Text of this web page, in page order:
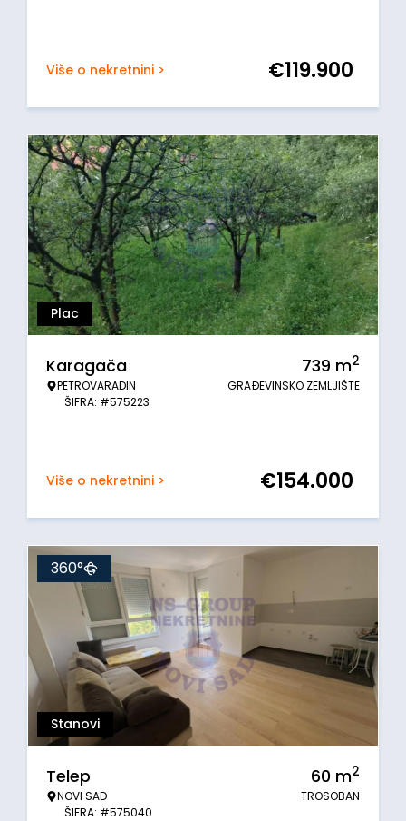
Više o nekretnini > €119.900
Plac
Karagača
PETROVARADIN
ŠIFRA: #575223
739 m2
GRAĐEVINSKO ZEMLJIŠTE
Više o nekretnini > €154.000
Stanovi
360°
Telep
NOVI SAD
ŠIFRA: #575040
60 m2
TROSOBAN